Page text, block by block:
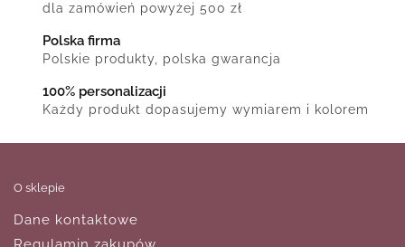
dla zamówień powyżej 500 zł
Polska firma
Polskie produkty, polska gwarancja
100% personalizacji
Każdy produkt dopasujemy wymiarem i kolorem
O sklepie
Dane kontaktowe